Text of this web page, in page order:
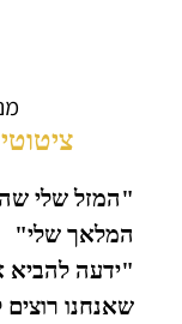
"המזל שלי
המלאך שלי"
"ידעה להביא
שאנחנו רוצים